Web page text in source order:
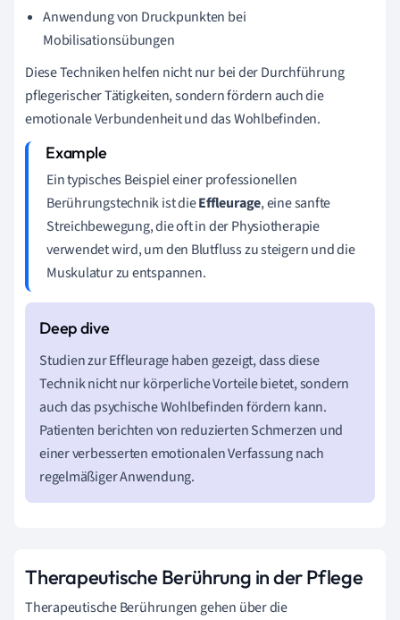
Anwendung von Druckpunkten bei
Mobilisationsübungen
Diese Techniken helfen nicht nur bei der Durchführung
pflegerischer Tätigkeiten, sondern fördern auch die
emotionale Verbundenheit und das Wohlbefinden.
Ein typisches Beispiel einer professionellen
Berührungstechnik ist dieEffleurage, eine sanfte
Streichbewegung, die oft in der Physiotherapie
verwendet wird, um den Blutfluss zu steigern und die
Muskulatur zu entspannen.
Studien zur Effleurage haben gezeigt, dass diese
Technik nicht nur körperliche Vorteile bietet, sondern
auch das psychische Wohlbefinden fördern kann.
Patienten berichten von reduzierten Schmerzen und
einer verbesserten emotionalen Verfassung nach
regelmäßiger Anwendung.
Therapeutische Berührung in der Pflege
Therapeutische Berührungen gehen über die